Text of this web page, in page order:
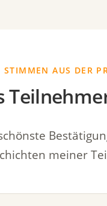
STIMMEN AUS DER
meiner